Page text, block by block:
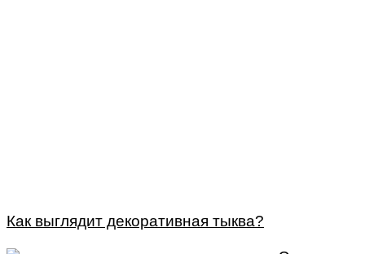
Как выглядит декоративная тыква?